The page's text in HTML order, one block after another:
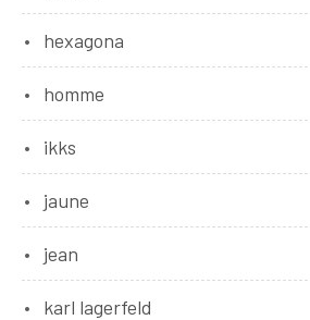
hexagona
homme
ikks
jaune
jean
karl lagerfeld